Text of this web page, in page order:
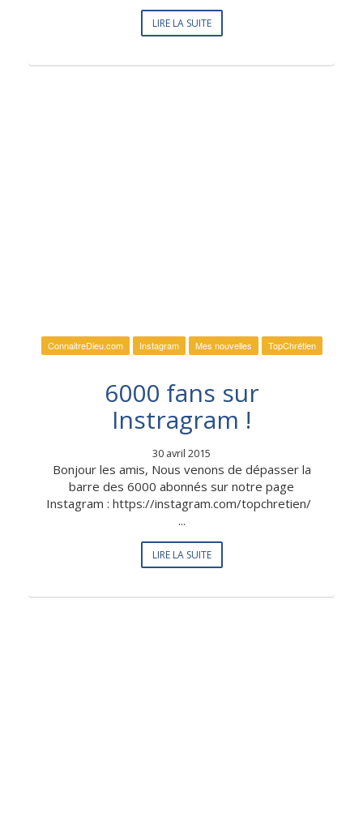
LIRE LA SUITE
ConnaitreDieu.com Instagram Mes nouvelles TopChrétien
6000 fans sur
Instragram !
30 avril 2015
Bonjour les amis, Nous venons de dépasser la
barre des 6000 abonnés sur notre page
Instagram : https://instagram.com/topchretien/
...
LIRE LA SUITE